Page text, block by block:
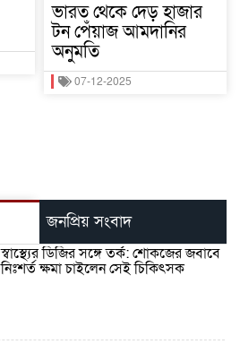
ভারত থেকে দেড় হাজার
টন পেঁয়াজ আমদানির
অনুমতি
07-12-2025
জনপ্রিয় সংবাদ
স্বাস্থ্যের ডিজির সঙ্গে তর্ক: শোকজের জবাবে
নিঃশর্ত ক্ষমা চাইলেন সেই চিকিৎসক